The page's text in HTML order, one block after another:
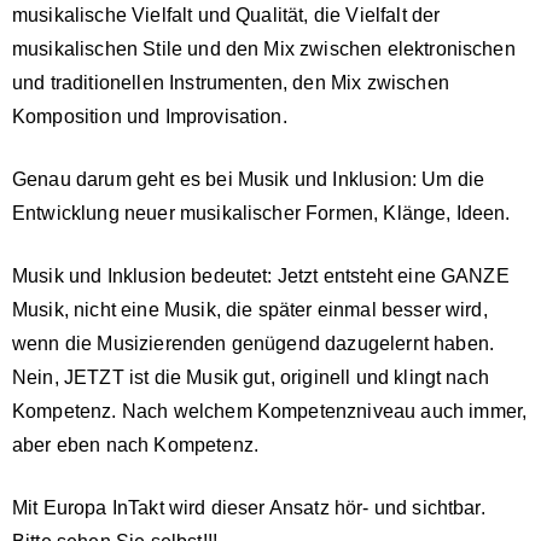
musikalische Vielfalt und Qualität, die Vielfalt der
musikalischen Stile und den Mix zwischen elektronischen
und traditionellen Instrumenten, den Mix zwischen
Komposition und Improvisation.
Genau darum geht es bei Musik und Inklusion: Um die
Entwicklung neuer musikalischer Formen, Klänge, Ideen.
Musik und Inklusion bedeutet: Jetzt entsteht eine GANZE
Musik, nicht eine Musik, die später einmal besser wird,
wenn die Musizierenden genügend dazugelernt haben.
Nein, JETZT ist die Musik gut, originell und klingt nach
Kompetenz. Nach welchem Kompetenzniveau auch immer,
aber eben nach Kompetenz.
Mit Europa InTakt wird dieser Ansatz hör- und sichtbar.